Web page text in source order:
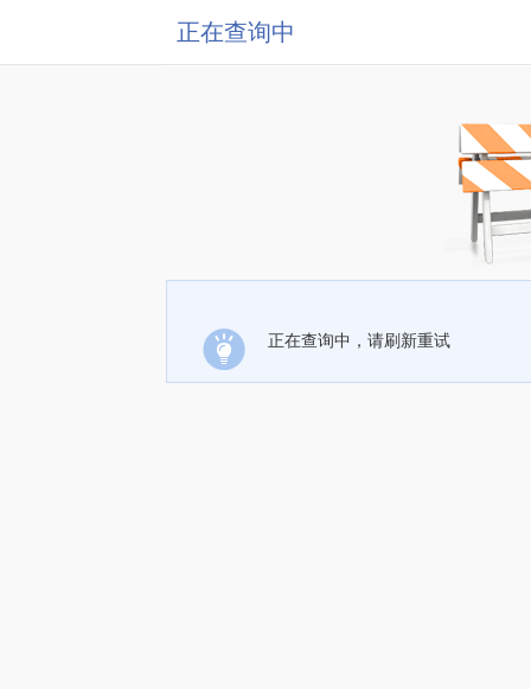
正在查询中
正在查询中，请刷新重试